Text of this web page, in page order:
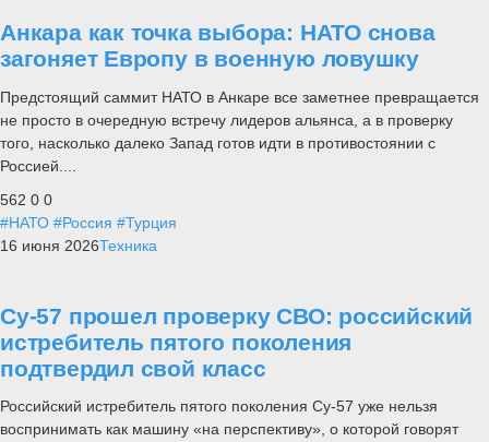
Анкара как точка выбора: НАТО снова
загоняет Европу в военную ловушку
Предстоящий саммит НАТО в Анкаре все заметнее превращается
не просто в очередную встречу лидеров альянса, а в проверку
того, насколько далеко Запад готов идти в противостоянии с
Россией....
562 0 0
#НАТО #Россия #Турция
16 июня 2026Техника
Су-57 прошел проверку СВО: российский
истребитель пятого поколения
подтвердил свой класс
Российский истребитель пятого поколения Су-57 уже нельзя
воспринимать как машину «на перспективу», о которой говорят